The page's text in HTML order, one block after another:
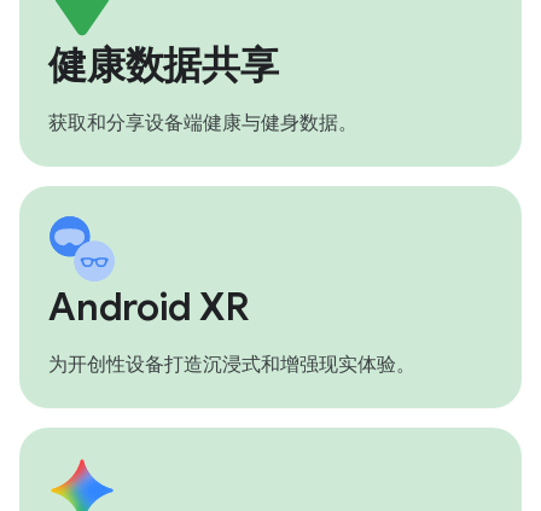
健康数据共享
获取和分享设备端健康与健身数据。
Android XR
为开创性设备打造沉浸式和增强现实体验。